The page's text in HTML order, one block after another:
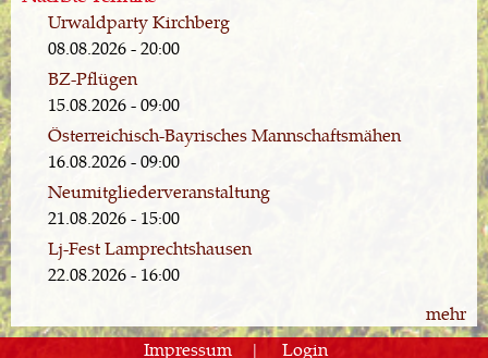
Urwaldparty Kirchberg
08.08.2026 - 20:00
BZ-Pflügen
15.08.2026 - 09:00
Österreichisch-Bayrisches Mannschaftsmähen
16.08.2026 - 09:00
Neumitgliederveranstaltung
21.08.2026 - 15:00
Lj-Fest Lamprechtshausen
22.08.2026 - 16:00
mehr
Impressum
Login